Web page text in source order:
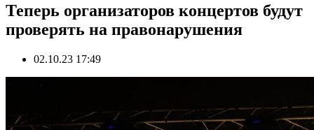
Теперь организаторов концертов будут
проверять на правонарушения
02.10.23 17:49